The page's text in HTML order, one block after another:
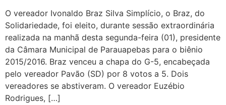
O vereador Ivonaldo Braz Silva Simplício, o Braz, do
Solidariedade, foi eleito, durante sessão extraordinária
realizada na manhã desta segunda-feira (01), presidente
da Câmara Municipal de Parauapebas para o biênio
2015/2016. Braz venceu a chapa do G-5, encabeçada
pelo vereador Pavão (SD) por 8 votos a 5. Dois
vereadores se abstiveram. O vereador Euzébio
Rodrigues, […]